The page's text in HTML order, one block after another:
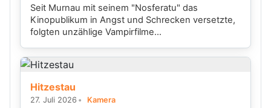
Seit Murnau mit seinem "Nosferatu" das
Kinopublikum in Angst und Schrecken versetzte,
folgten unzählige Vampirfilme...
Hitzestau
27. Juli 2026 Kamera